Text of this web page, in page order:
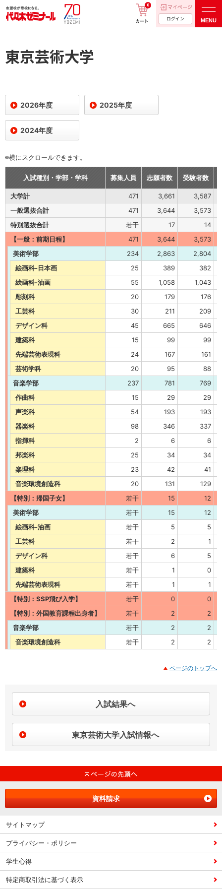
カート
0 マイページ
ログイン MENU
東京芸術大学
2026年度 2025年度
2024年度
※横にスクロールできます。
入試種別・学部・学科 募集人員 志願者数 受験者数
大学計 471 3,661
3,587
一般選抜合計
471 3,644
3,573
特別選抜合計
若干 17
14
【一般：前期日程】
471 3,644
3,573
美術学部
234 2,863
2,804
絵画科-日本画
25 389
382
絵画科-油画
55 1,058
1,043
彫刻科
20 179
176
工芸科
30 211
209
デザイン科
45 665
646
建築科
15 99
99
先端芸術表現科
24 167
161
芸術学科
20 95
88
音楽学部
237 781
769
作曲科
15 29
29
声楽科
54 193
193
器楽科
98 346
337
指揮科
2 6
6
邦楽科
25 34
34
楽理科
23 42
41
音楽環境創造科
20 131
129
【特別：帰国子女】
若干 15
12
美術学部
若干 15
12
絵画科-油画
若干 5
5
工芸科
若干 2
1
デザイン科
若干 6
5
建築科
若干 1
0
先端芸術表現科
若干 1
1
【特別：SSP飛び入学】
若干 0
0
【特別：外国教育課程出身者】
若干 2
2
音楽学部
若干 2
2
音楽環境創造科
若干 2 2
ページのトップへ
入試結果へ
東京芸術大学入試情報へ
資料請求
サイトマップ
プライバシー・ポリシー
学生心得
特定商取引法に基づく表示